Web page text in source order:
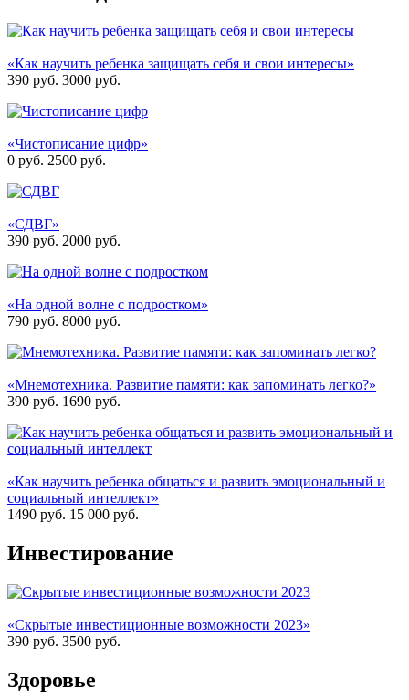
«Как научить ребенка защищать себя и свои интересы»
390 руб. 3000 руб.
«Чистописание цифр»
0 руб. 2500 руб.
«СДВГ»
390 руб. 2000 руб.
«На одной волне с подростком»
790 руб. 8000 руб.
«Мнемотехника. Развитие памяти: как запоминать легко?»
390 руб. 1690 руб.
«Как научить ребенка общаться и развить эмоциональный и
социальный интеллект»
1490 руб. 15 000 руб.
Инвестирование
«Скрытые инвестиционные возможности 2023»
390 руб. 3500 руб.
Здоровье